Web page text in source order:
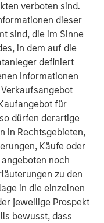
verboten sind.
dieser
sind, die im Sinne
in dem auf die
definiert
Informationen
für
dürfen derartige
in Rechtsgebieten,
Käufe oder
noch
zu den
in die einzelnen
jeweilige Prospekt
bewusst, dass
Smoot, Managing
said, “We have
appreciate his vast
and his
We look forward to
and we are
successful
grocery
York. In 1991,
centralized the
merchandising into
in 2003. Today,
in the Buffalo
and 10 stores in the